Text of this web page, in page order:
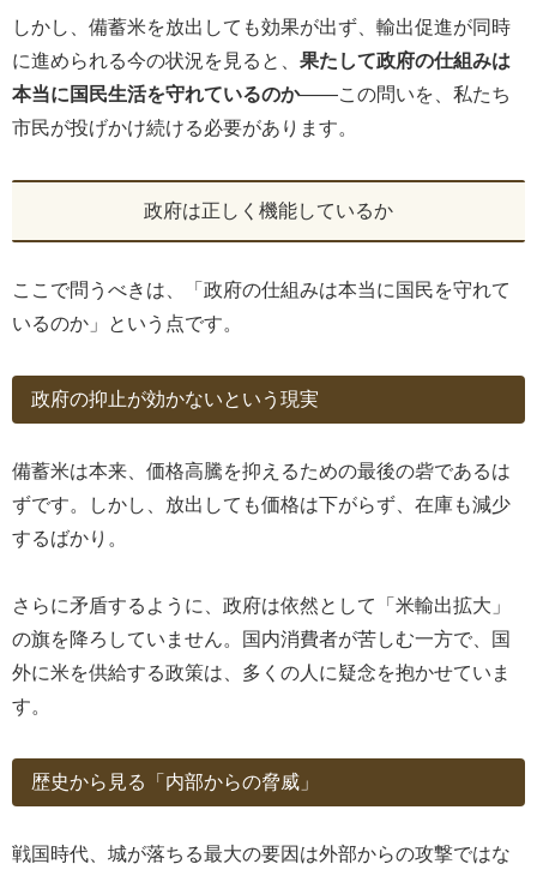
しかし、備蓄米を放出しても効果が出ず、輸出促進が同時
に進められる今の状況を見ると、 果たして政府の仕組みは
本当に国民生活を守れているのか――この問いを、私たち
市民が投げかけ続ける必要があります。
政府は正しく機能しているか
ここで問うべきは、「政府の仕組みは本当に国民を守れて
いるのか」という点です。
政府の抑止が効かないという現実
備蓄米は本来、価格高騰を抑えるための最後の砦であるは
ずです。しかし、放出しても価格は下がらず、在庫も減少
するばかり。
さらに矛盾するように、政府は依然として「米輸出拡大」
の旗を降ろしていません。国内消費者が苦しむ一方で、国
外に米を供給する政策は、多くの人に疑念を抱かせていま
す。
歴史から見る「内部からの脅威」
戦国時代、城が落ちる最大の要因は外部からの攻撃ではな